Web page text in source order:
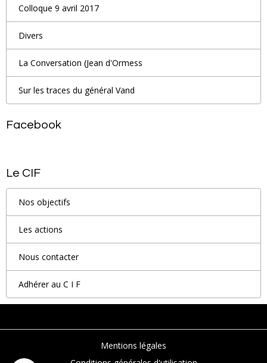
Colloque 9 avril 2017
Divers
La Conversation (Jean d'Ormess
Sur les traces du général Vand
Facebook
Le CIF
Nos objectifs
Les actions
Nous contacter
Adhérer au C I F
Mentions légales